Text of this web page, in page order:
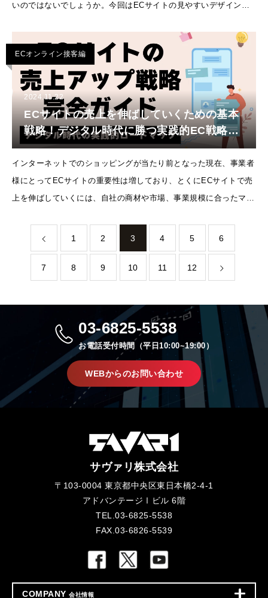
いのではないでしょうか。今回はECサイトの見やすいデザインで
ECオンライン接客編
2024.11.22
ECサイトの売上を伸ばしていくための基本
戦略！デジタル時代に勝つ実践的EC戦略を
解説！
インターネットでのショッピングが当たり前となった現在、事業者
様にとってECサイトの重要性は増しており、とくにECサイトで売
上を伸ばしていくには、自社の商材や市場、事業規模に合ったマー
1 2 3 4 5 6
7 8 9 10 11 12
03-6825-5538
お電話受付時間（平日10:00~19:00）
WEBからのお問い合わせ
サヴァリ株式会社
〒103-0004 東京都中央区東日本橋2-4-1
アドバンテージⅠビル 6階
TEL.03-6825-5538
FAX.03-6826-5539
COMPANY 会社情報